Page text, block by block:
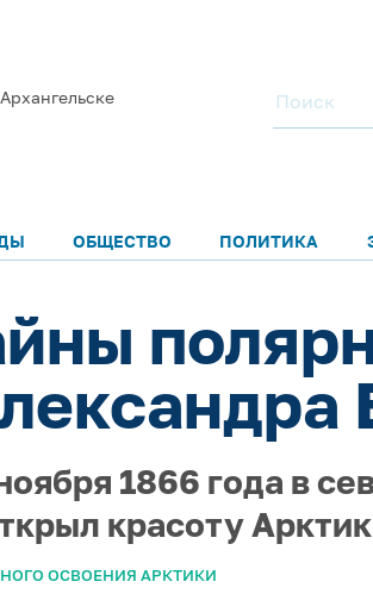
ОБЩЕСТВО ПОЛИТИКА
1866 года в
красоту
ОСВОЕНИЯ АРКТИКИ